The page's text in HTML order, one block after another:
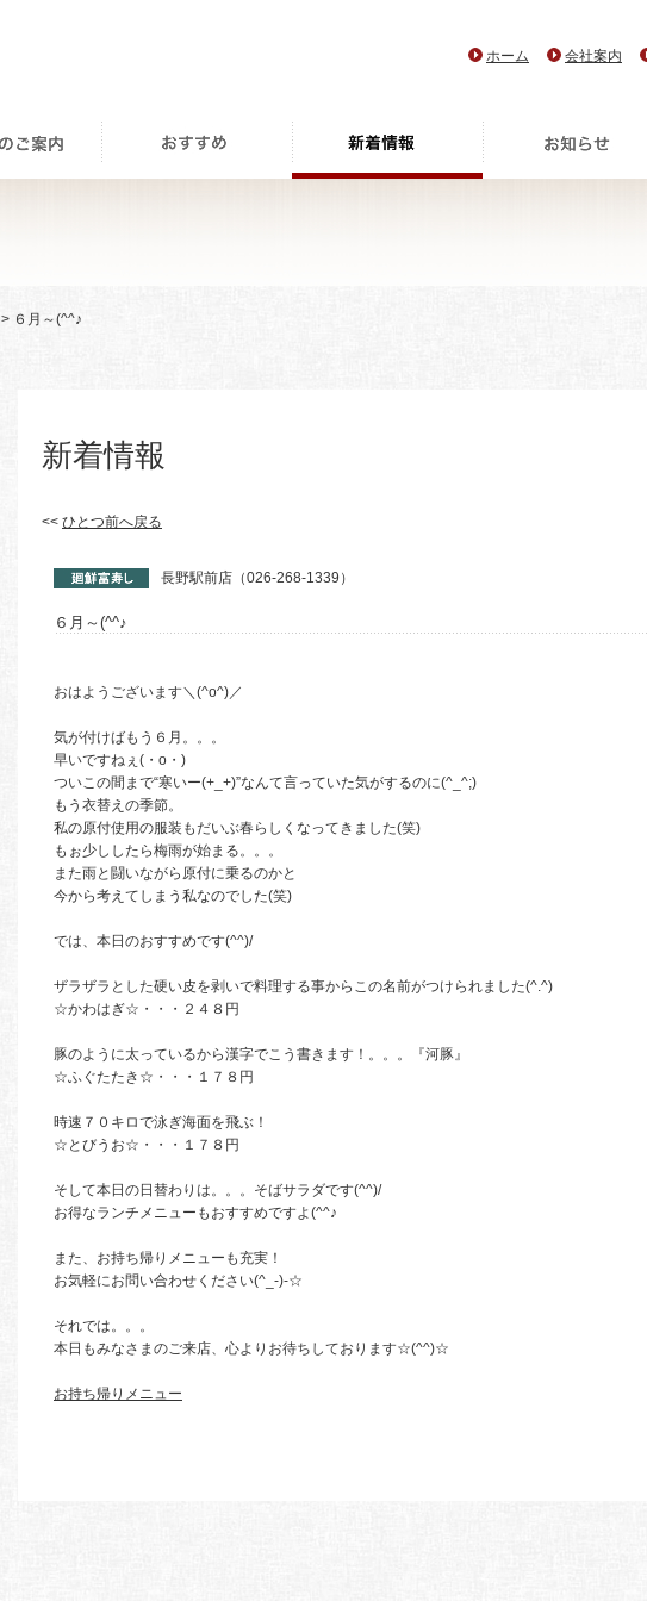
ホーム 会社案内
> ６月～(^^♪
新着情報
<< ひとつ前へ戻る
長野駅前店（026-268-1339）
６月～(^^♪
おはようございます＼(^o^)／
気が付けばもう６月。。。
早いですねぇ(・o・)
ついこの間まで“寒いー(+_+)”なんて言っていた気がするのに(^_^;)
もう衣替えの季節。
私の原付使用の服装もだいぶ春らしくなってきました(笑)
もぉ少ししたら梅雨が始まる。。。
また雨と闘いながら原付に乗るのかと
今から考えてしまう私なのでした(笑)
では、本日のおすすめです(^^)/
ザラザラとした硬い皮を剥いで料理する事からこの名前がつけられました(^.^)
☆かわはぎ☆・・・２４８円
豚のように太っているから漢字でこう書きます！。。。『河豚』
☆ふぐたたき☆・・・１７８円
時速７０キロで泳ぎ海面を飛ぶ！
☆とびうお☆・・・１７８円
そして本日の日替わりは。。。そばサラダです(^^)/
お得なランチメニューもおすすめですよ(^^♪
また、お持ち帰りメニューも充実！
お気軽にお問い合わせください(^_-)-☆
それでは。。。
本日もみなさまのご来店、心よりお待ちしております☆(^^)☆
お持ち帰りメニュー